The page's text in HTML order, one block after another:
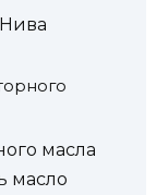
масла
масло